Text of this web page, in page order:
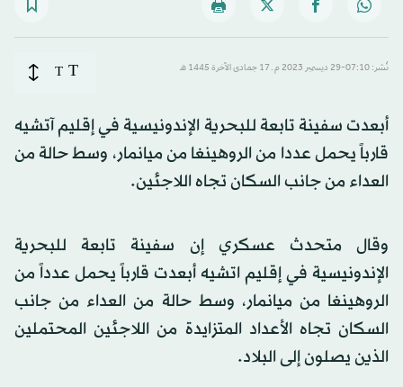
نُشر: 07:10-29 ديسمبر 2023 م ـ 17 جمادى الآخرة 1445 هـ T
T
أبعدت سفينة تابعة للبحرية الإندونيسية في إقليم آتشيه
قارباً يحمل عددا من الروهينغا من ميانمار، وسط حالة من
العداء من جانب السكان تجاه اللاجئين.
وقال متحدث عسكري إن سفينة تابعة للبحرية
الإندونيسية في إقليم اتشيه أبعدت قارباً يحمل عدداً من
الروهينغا من ميانمار، وسط حالة من العداء من جانب
السكان تجاه الأعداد المتزايدة من اللاجئين المحتملين
الذين يصلون إلى البلاد.